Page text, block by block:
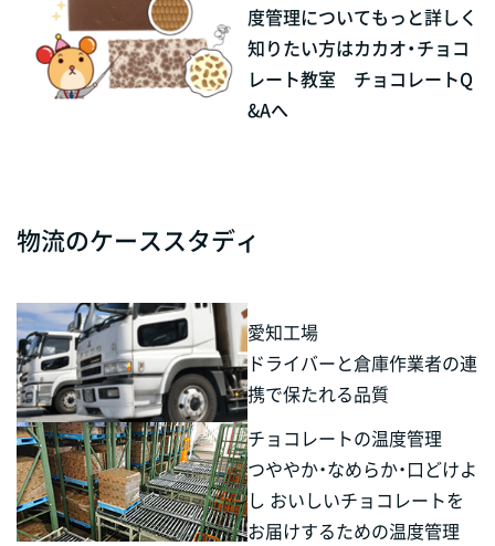
度管理についてもっと詳しく
知りたい方はカカオ・チョコ
レート教室 チョコレートQ
&Aへ
物流のケーススタディ
愛知工場
ドライバーと倉庫作業者の連
携で保たれる品質
チョコレートの温度管理
つややか・なめらか・口どけよ
し おいしいチョコレートを
お届けするための温度管理